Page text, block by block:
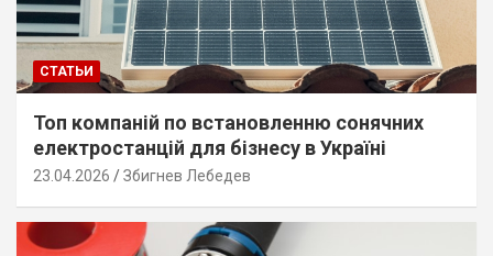
СТАТЬИ
Топ компаній по встановленню сонячних
електростанцій для бізнесу в Україні
23.04.2026 Збигнев Лебедев